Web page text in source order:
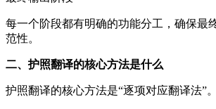
每一个阶段都有明确的功能分工，确保最
范性。
二、护照翻译的核心方法是什么
护照翻译的核心方法是“逐项对应翻译法”。